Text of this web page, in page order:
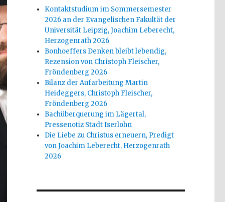
Kontaktstudium im Sommersemester
2026 an der Evangelischen Fakultät der
Universität Leipzig, Joachim Leberecht,
Herzogenrath 2026
Bonhoeffers Denken bleibt lebendig,
Rezension von Christoph Fleischer,
Fröndenberg 2026
Bilanz der Aufarbeitung Martin
Heideggers, Christoph Fleischer,
Fröndenberg 2026
Bachüberquerung im Lägertal,
Pressenotiz Stadt Iserlohn
Die Liebe zu Christus erneuern, Predigt
von Joachim Leberecht, Herzogenrath
2026